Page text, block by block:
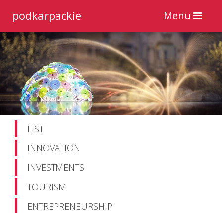
Toggle
navigation
Menu
podkarpackie
LIST
INNOVATION
INVESTMENTS
TOURISM
ENTREPRENEURSHIP